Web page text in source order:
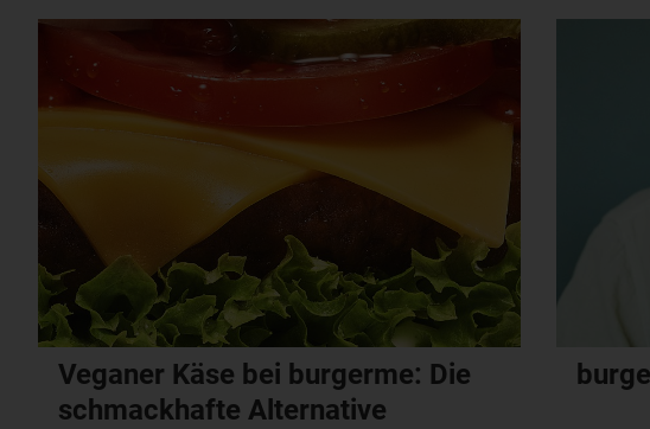
Veganer Käse bei burgerme: Die
schmackhafte Alternative